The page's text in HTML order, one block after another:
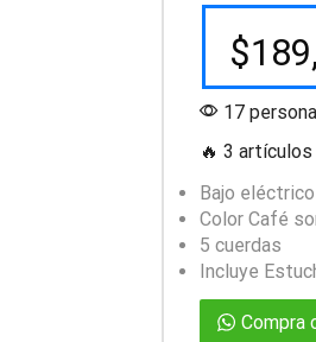
$
17
🔥 3
Bajo
Color Café
5 cuerdas
Incluye
Compra